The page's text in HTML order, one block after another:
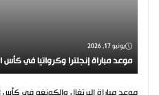
يونيو 17, 2026
موعد مباراة إنجلترا وكرواتيا في كأس العالم 2026